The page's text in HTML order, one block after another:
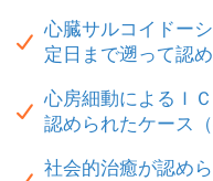
心臓サルコイドー
定日まで遡って認
心房細動によるＩ
認められたケース
社会的治癒が認め